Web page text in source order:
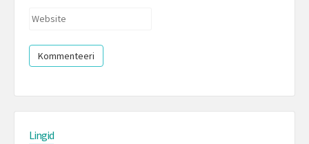
Website
Lingid